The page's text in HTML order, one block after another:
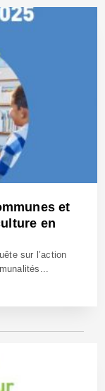
et
en
sur l’action